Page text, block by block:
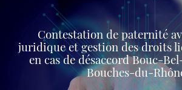
Contestation de paternité
juridique et gestion des droits
en cas de désaccord Bouc-
Bouches-du-